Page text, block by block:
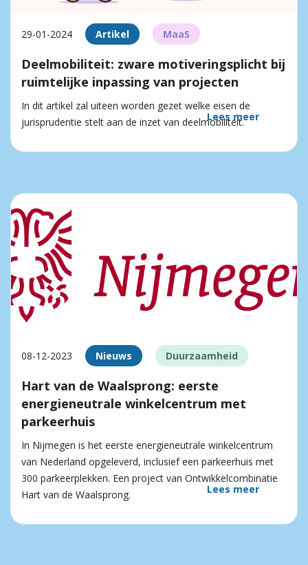
29-01-2024 Artikel MaaS
Deelmobiliteit: zware motiveringsplicht bij
ruimtelijke inpassing van projecten
In dit artikel zal uiteen worden gezet welke eisen de
jurisprudentie stelt aan de inzet van deelmobiliteit.
Lees meer
08-12-2023 Nieuws Duurzaamheid
Hart van de Waalsprong: eerste
energieneutrale winkelcentrum met
parkeerhuis
In Nijmegen is het eerste energieneutrale winkelcentrum
van Nederland opgeleverd, inclusief een parkeerhuis met
300 parkeerplekken. Een project van Ontwikkelcombinatie
Hart van de Waalsprong.
Lees meer